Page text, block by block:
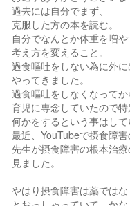
過去には自分でまず、
克服した方の本を読む。
自分でなんとか体重を増や
考え方を変えること。
過食嘔吐をしない為に外
やってきました。
過食嘔吐をしなくなってか
育児に専念していたので
何かをするという事はして
最近、YouTubeで摂食障
先生が摂食障害の根本治
見ました。
やはり摂食障害は薬では